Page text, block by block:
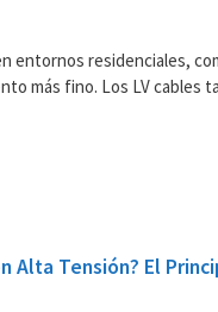
entornos residenciales,
más fino. Los LV cables
Alta Tensión? El